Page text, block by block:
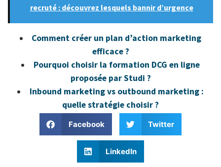
recruté : découvrez lesquels bannir d’urgence
Comment créer un plan d’action marketing
efficace ?
Pourquoi choisir la formation DCG en ligne
proposée par Studi ?
Inbound marketing vs outbound marketing :
quelle stratégie choisir ?
Facebook Twitter
LinkedIn